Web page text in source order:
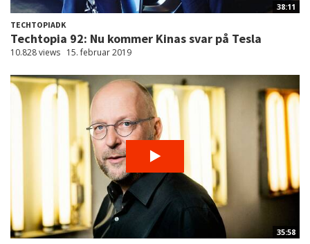
38:11
TECHTOPIADK
Techtopia 92: Nu kommer Kinas svar på Tesla
10.828 views 15. februar 2019
35:58